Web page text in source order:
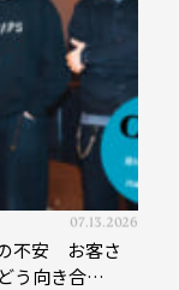
07.13.2026
不安 お客さ
う向き合